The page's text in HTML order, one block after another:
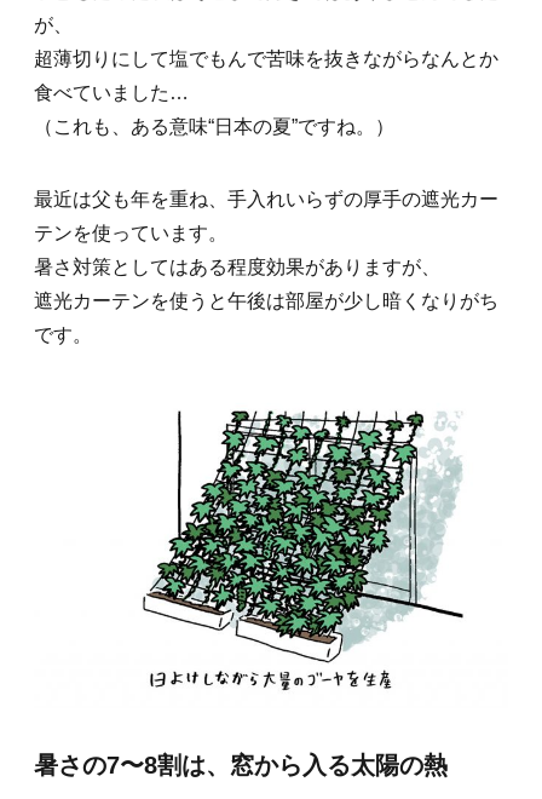
が、
超薄切りにして塩でもんで苦味を抜きながらなんとか
食べていました…
（これも、ある意味“日本の夏”ですね。）
最近は父も年を重ね、手入れいらずの厚手の遮光カー
テンを使っています。
暑さ対策としてはある程度効果がありますが、
遮光カーテンを使うと午後は部屋が少し暗くなりがち
です。
暑さの7〜8割は、窓から入る太陽の熱